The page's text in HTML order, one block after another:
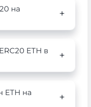
на
ETH в
ETH на